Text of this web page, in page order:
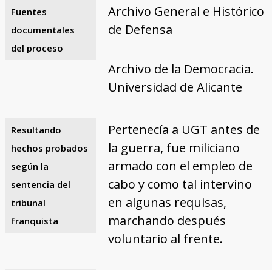
Fuentes
documentales
del proceso
Archivo General e Histórico
de Defensa
Archivo de la Democracia.
Universidad de Alicante
Resultando
hechos probados
según la
sentencia del
tribunal
franquista
Pertenecía a UGT antes de
la guerra, fue miliciano
armado con el empleo de
cabo y como tal intervino
en algunas requisas,
marchando después
voluntario al frente.